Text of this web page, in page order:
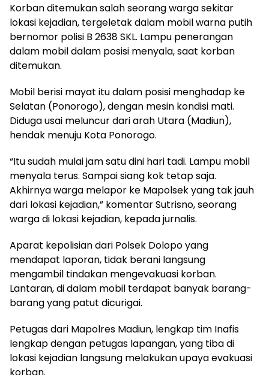
Korban ditemukan salah seorang warga sekitar
lokasi kejadian, tergeletak dalam mobil warna putih
bernomor polisi B 2638 SKL. Lampu penerangan
dalam mobil dalam posisi menyala, saat korban
ditemukan.
Mobil berisi mayat itu dalam posisi menghadap ke
Selatan (Ponorogo), dengan mesin kondisi mati.
Diduga usai meluncur dari arah Utara (Madiun),
hendak menuju Kota Ponorogo.
“Itu sudah mulai jam satu dini hari tadi. Lampu mobil
menyala terus. Sampai siang kok tetap saja.
Akhirnya warga melapor ke Mapolsek yang tak jauh
dari lokasi kejadian,” komentar Sutrisno, seorang
warga di lokasi kejadian, kepada jurnalis.
Aparat kepolisian dari Polsek Dolopo yang
mendapat laporan, tidak berani langsung
mengambil tindakan mengevakuasi korban.
Lantaran, di dalam mobil terdapat banyak barang-
barang yang patut dicurigai.
Petugas dari Mapolres Madiun, lengkap tim Inafis
lengkap dengan petugas lapangan, yang tiba di
lokasi kejadian langsung melakukan upaya evakuasi
korban.